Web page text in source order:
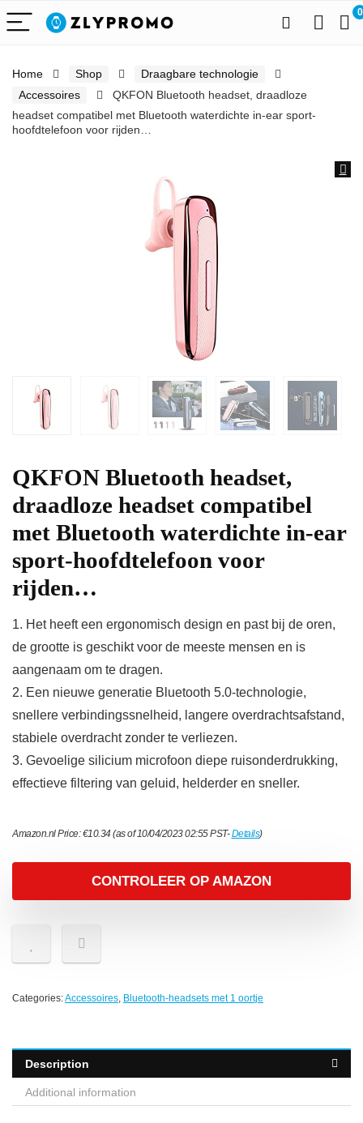
0
Home Shop
Draagbare technologie
Accessoires
QKFON Bluetooth headset, draadloze
headset compatibel met Bluetooth waterdichte in-ear sport-
hoofdtelefoon voor rijden…
QKFON Bluetooth headset,
draadloze headset compatibel
met Bluetooth waterdichte in-ear
sport-hoofdtelefoon voor
rijden…
1. Het heeft een ergonomisch design en past bij de oren,
de grootte is geschikt voor de meeste mensen en is
aangenaam om te dragen.
2. Een nieuwe generatie Bluetooth 5.0-technologie,
snellere verbindingssnelheid, langere overdrachtsafstand,
stabiele overdracht zonder te verliezen.
3. Gevoelige silicium microfoon diepe ruisonderdrukking,
effectieve filtering van geluid, helderder en sneller.
Amazon.nl Price:€10.34(as of 10/04/2023 02:55 PST-Details)
CONTROLEER OP AMAZON
Categories:Accessoires, Bluetooth-headsets met 1 oortje
Description
Additional information